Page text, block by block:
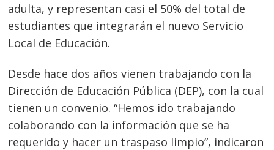
adulta, y representan casi el 50% del total de
estudiantes que integrarán el nuevo Servicio
Local de Educación.
Desde hace dos años vienen trabajando con la
Dirección de Educación Pública (DEP), con la cual
tienen un convenio. “Hemos ido trabajando
colaborando con la información que se ha
requerido y hacer un traspaso limpio”, indicaron